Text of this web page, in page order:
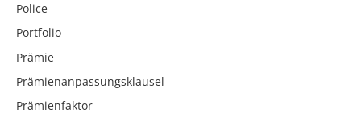
Police
Portfolio
Prämie
Prämienanpassungsklausel
Prämienfaktor